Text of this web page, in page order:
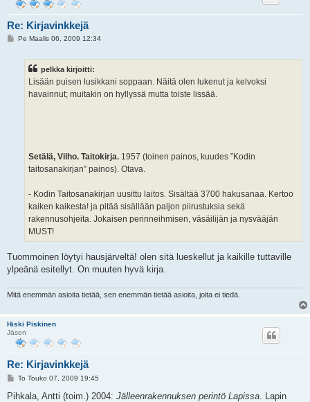
Re: Kirjavinkkejä
VPe Maalis 06, 2009 12:34
pelkka kirjoitti:
Lisään puisen lusikkani soppaan. Näitä olen lukenut ja kelvoksi
havainnut; muitakin on hyllyssä mutta toiste lissää.
Setälä, Vilho. Taitokirja. 1957 (toinen painos, kuudes ”Kodin
taitosanakirjan” painos). Otava.
- Kodin Taitosanakirjan uusittu laitos. Sisältää 3700 hakusanaa. Kertoo
kaiken kaikesta! ja pitää sisällään paljon piirustuksia sekä
rakennusohjeita. Jokaisen perinneihmisen, väsäilijän ja nysvääjän
MUST!
Tuommoinen löytyi hausjärveltä! olen sitä lueskellut ja kaikille tuttaville
ylpeänä esitellyt. On muuten hyvä kirja.
Mitä enemmän asioita tietää, sen enemmän tietää asioita, joita ei tiedä.
Hiski Piskinen
Jäsen
Re: Kirjavinkkejä
V
e
To Touko 07, 2009 19:45
Pihkala, Antti (toim.) 2004: Jälleenrakennuksen perintö Lapissa . Lapin